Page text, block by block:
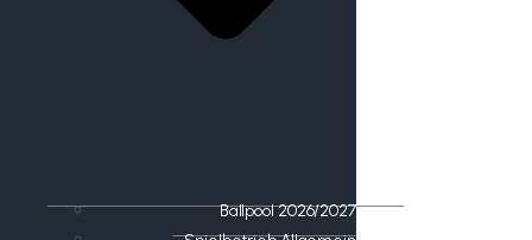
Ballpool 2026/2027